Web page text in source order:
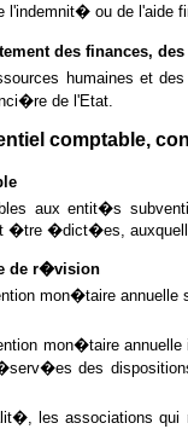
l'indemnit� ou de l'aide
des finances, des
humaines et
de l'Etat.
comptable,
aux entit�s
�tre �dict�es,
de r�vision
mon�taire annuelle
mon�taire
des
les associations